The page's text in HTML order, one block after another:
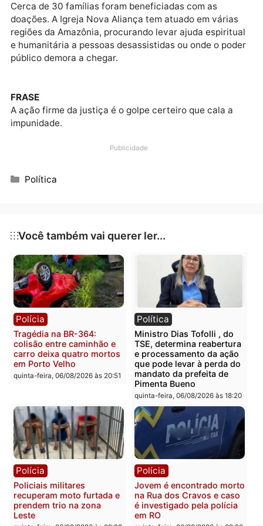
NOVO CHAMAMENTO
A Prefeitura de Porto Velho deve lançar um novo
de Pregão Eletrônico nas próximas semanas, já com
Um grupo de integrantes da Igreja Nova Aliança de
na divisa de Rondônia com o Amazonas.
DOAÇÃO
Além de evangelização, também foram doados
alimentos e roupas para as famílias mais
ou em situação de vulnerabilidade.
Foto: Igreja Nova Aliança
MAIS DE 100 PESSOAS
Cerca de 30 famílias foram beneficiadas com as
doações. A Igreja Nova Aliança tem atuado em
regiões da Amazônia, procurando levar ajuda
e humanitária a pessoas desassistidas ou onde o
público demora a chegar.
FRASE
A ação firme da justiça é o golpe certeiro que cala a
impunidade.
Publicidade